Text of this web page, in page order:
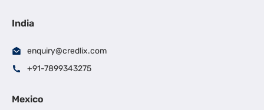
India
enquiry@credlix.com
+91-7899343275
Mexico